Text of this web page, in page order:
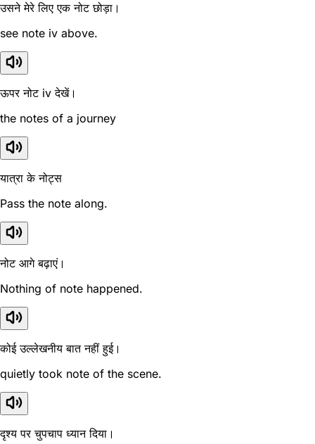
उसने मेरे लिए एक नोट छोड़ा।
see note iv above.
ऊपर नोट iv देखें।
the notes of a journey
यात्रा के नोट्स
Pass the note along.
नोट आगे बढ़ाएं।
Nothing of note happened.
कोई उल्लेखनीय बात नहीं हुई।
quietly took note of the scene.
दृश्य पर चुपचाप ध्यान दिया।